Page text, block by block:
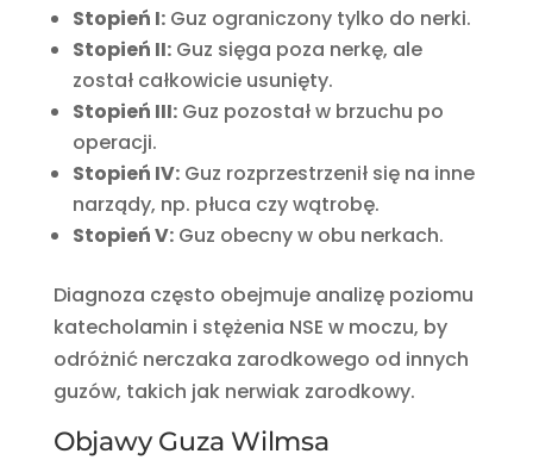
Stopień I:Guz ograniczony tylko do nerki.
Stopień II:Guz sięga poza nerkę, ale
został całkowicie usunięty.
Stopień III:Guz pozostał w brzuchu po
operacji.
Stopień IV:Guz rozprzestrzenił się na inne
narządy, np. płuca czy wątrobę.
Stopień V:Guz obecny w obu nerkach.
Diagnoza często obejmuje analizę poziomu
katecholamin i stężenia NSE w moczu, by
odróżnić nerczaka zarodkowego od innych
guzów, takich jak nerwiak zarodkowy.
Objawy Guza Wilmsa